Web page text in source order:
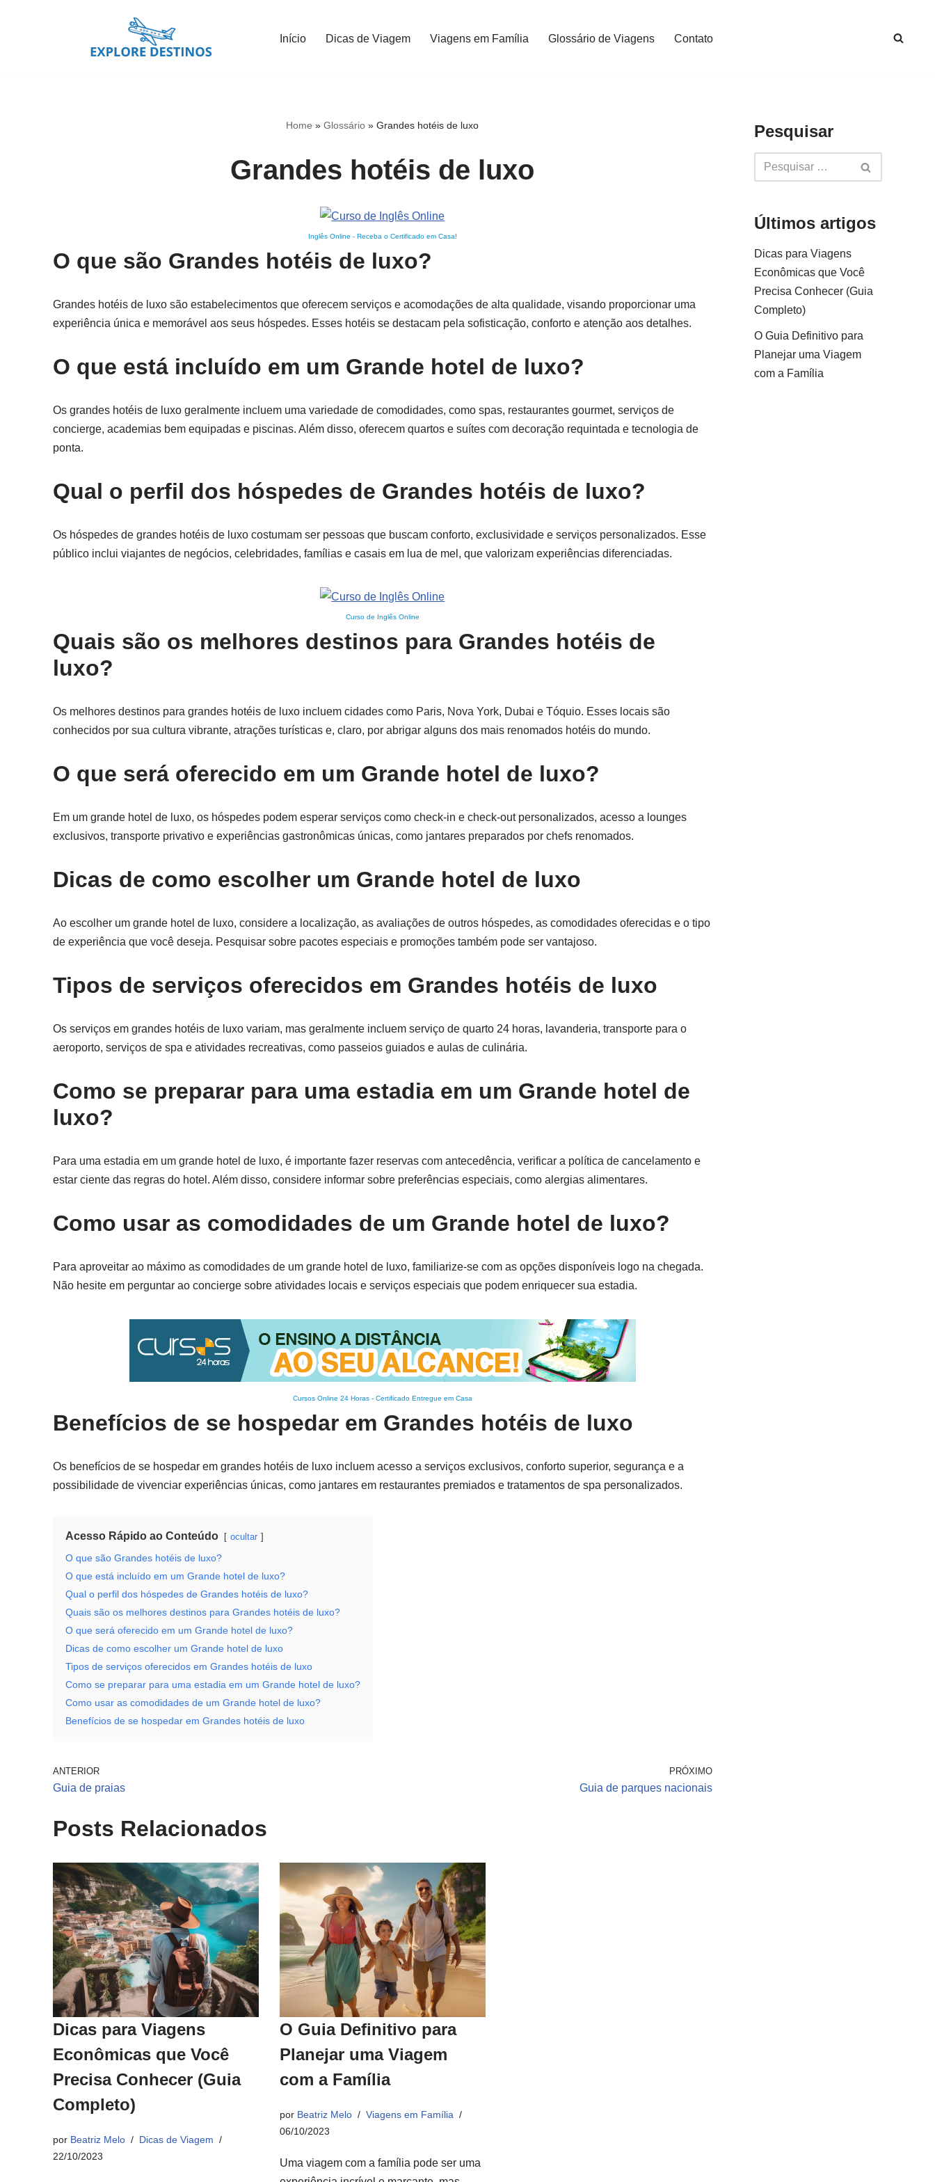
Início Dicas de Viagem Viagens em Família Glossário de Viagens Contato
Home »Glossário »Grandes hotéis de luxo
Grandes hotéis de luxo
Inglês Online - Receba o Certificado em Casa!
O que são Grandes hotéis de luxo?
Grandes hotéis de luxo são estabelecimentos que oferecem serviços e acomodações de alta qualidade, visando proporcionar uma
experiência única e memorável aos seus hóspedes. Esses hotéis se destacam pela sofisticação, conforto e atenção aos detalhes.
O que está incluído em um Grande hotel de luxo?
Os grandes hotéis de luxo geralmente incluem uma variedade de comodidades, como spas, restaurantes gourmet, serviços de
concierge, academias bem equipadas e piscinas. Além disso, oferecem quartos e suítes com decoração requintada e tecnologia de
ponta.
Qual o perfil dos hóspedes de Grandes hotéis de luxo?
Os hóspedes de grandes hotéis de luxo costumam ser pessoas que buscam conforto, exclusividade e serviços personalizados. Esse
público inclui viajantes de negócios, celebridades, famílias e casais em lua de mel, que valorizam experiências diferenciadas.
Curso de Inglês Online
Quais são os melhores destinos para Grandes hotéis de
luxo?
Os melhores destinos para grandes hotéis de luxo incluem cidades como Paris, Nova York, Dubai e Tóquio. Esses locais são
conhecidos por sua cultura vibrante, atrações turísticas e, claro, por abrigar alguns dos mais renomados hotéis do mundo.
O que será oferecido em um Grande hotel de luxo?
Em um grande hotel de luxo, os hóspedes podem esperar serviços como check-in e check-out personalizados, acesso a lounges
exclusivos, transporte privativo e experiências gastronômicas únicas, como jantares preparados por chefs renomados.
Dicas de como escolher um Grande hotel de luxo
Ao escolher um grande hotel de luxo, considere a localização, as avaliações de outros hóspedes, as comodidades oferecidas e o tipo
de experiência que você deseja. Pesquisar sobre pacotes especiais e promoções também pode ser vantajoso.
Tipos de serviços oferecidos em Grandes hotéis de luxo
Os serviços em grandes hotéis de luxo variam, mas geralmente incluem serviço de quarto 24 horas, lavanderia, transporte para o
aeroporto, serviços de spa e atividades recreativas, como passeios guiados e aulas de culinária.
Como se preparar para uma estadia em um Grande hotel de
luxo?
Para uma estadia em um grande hotel de luxo, é importante fazer reservas com antecedência, verificar a política de cancelamento e
estar ciente das regras do hotel. Além disso, considere informar sobre preferências especiais, como alergias alimentares.
Como usar as comodidades de um Grande hotel de luxo?
Para aproveitar ao máximo as comodidades de um grande hotel de luxo, familiarize-se com as opções disponíveis logo na chegada.
Não hesite em perguntar ao concierge sobre atividades locais e serviços especiais que podem enriquecer sua estadia.
Cursos Online 24 Horas- Certificado Entregue em Casa
Benefícios de se hospedar em Grandes hotéis de luxo
Os benefícios de se hospedar em grandes hotéis de luxo incluem acesso a serviços exclusivos, conforto superior, segurança e a
possibilidade de vivenciar experiências únicas, como jantares em restaurantes premiados e tratamentos de spa personalizados.
Acesso Rápido ao Conteúdo ocultar
O que são Grandes hotéis de luxo?
O que está incluído em um Grande hotel de luxo?
Qual o perfil dos hóspedes de Grandes hotéis de luxo?
Quais são os melhores destinos para Grandes hotéis de luxo?
O que será oferecido em um Grande hotel de luxo?
Dicas de como escolher um Grande hotel de luxo
Tipos de serviços oferecidos em Grandes hotéis de luxo
Como se preparar para uma estadia em um Grande hotel de luxo?
Como usar as comodidades de um Grande hotel de luxo?
Benefícios de se hospedar em Grandes hotéis de luxo
ANTERIOR
Guia de praias
PRÓXIMO
Guia de parques nacionais
Posts Relacionados
Dicas para Viagens
Econômicas que Você
Precisa Conhecer (Guia
Completo)
por Beatriz Melo
Dicas de Viagem
22/10/2023
O Guia Definitivo para
Planejar uma Viagem
com a Família
por Beatriz Melo
Viagens em Família
06/10/2023
Uma viagem com a família pode ser uma
Pesquisar
Últimos artigos
Dicas para Viagens
Econômicas que Você
Precisa Conhecer (Guia
Completo)
O Guia Definitivo para
Planejar uma Viagem
com a Família